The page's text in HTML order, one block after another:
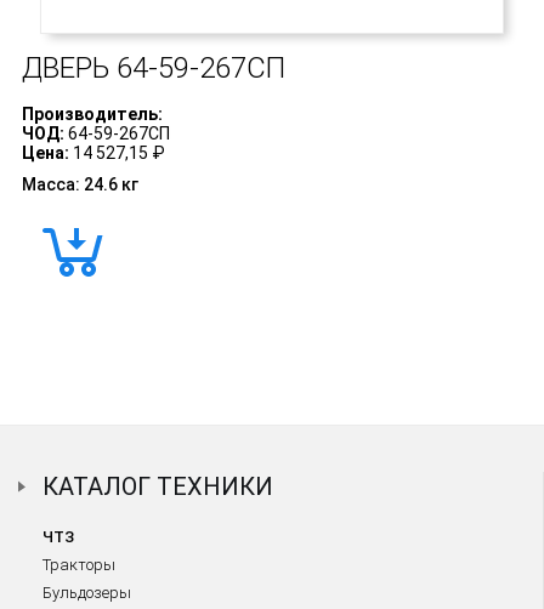
ДВЕРЬ 64-59-267СП
Производитель:
ЧОД: 64-59-267СП
Цена: 14 527,15 ₽
Масса: 24.6 кг
КАТАЛОГ ТЕХНИКИ
ЧТЗ
Тракторы
Бульдозеры